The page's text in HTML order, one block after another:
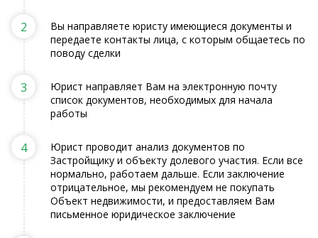
2
Вы направляете юристу имеющиеся документы и
передаете контакты лица, с которым общаетесь по
поводу сделки
3
Юрист направляет Вам на электронную почту
список документов, необходимых для начала
работы
4
Юрист проводит анализ документов по
Застройщику и объекту долевого участия. Если все
нормально, работаем дальше. Если заключение
отрицательное, мы рекомендуем не покупать
Объект недвижимости, и предоставляем Вам
письменное юридическое заключение